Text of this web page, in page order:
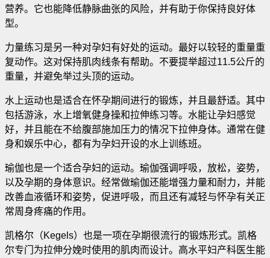
营养。它也能降低静脉曲张的风险，并有助于你保持良好体
型。
力量练习是另一种对孕妇有好处的运动。最好以较轻的重量重
复动作。这对保持肌肉线条有帮助。不要提举超过11.5公斤的
重量，并避免举过头顶的运动。
水上运动也是适合在怀孕期间进行的锻炼，并且最舒适。其中
包括游泳，水上增氧健身操和拉伸练习等。水能让孕妇感觉
好，并且能在不给腹部施加压力的情况下拉伸身体。通常在健
身和娱乐中心，都有为孕妇开设的水上训练班。
瑜伽也是一个适合孕妇的运动。瑜伽强调呼吸，放松，姿势，
以及孕期的身体意识。经常做瑜伽还能增强力量和耐力，并能
改善血液循环和姿势，促进呼吸，而且还有减轻与怀孕有关正
常周身疼痛的作用。
凯格尔（Kegels）也是一项在孕期很流行的锻炼形式。凯格
尔专门为拉伸分娩时使用的肌肉而设计。高水平妇产科医生能